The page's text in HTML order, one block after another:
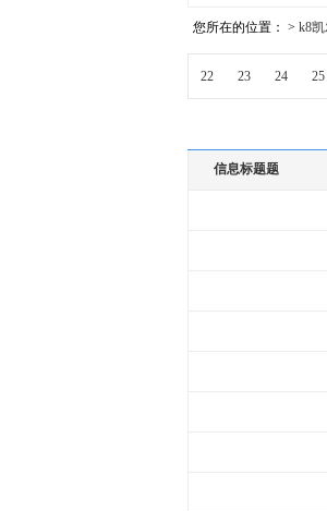
您所在的位置： > k8
22 23 24 25
信息标题题